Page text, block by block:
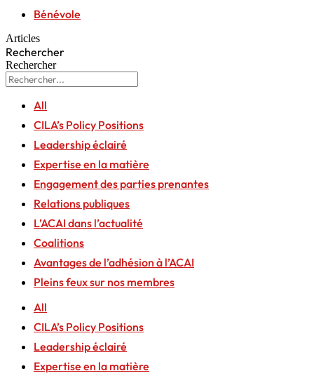
Bénévole
Articles
Rechercher
Rechercher
All
CILA’s Policy Positions
Leadership éclairé
Expertise en la matière
Engagement des parties prenantes
Relations publiques
L’ACAI dans l’actualité
Coalitions
Avantages de l’adhésion à l’ACAI
Pleins feux sur nos membres
All
CILA’s Policy Positions
Leadership éclairé
Expertise en la matière